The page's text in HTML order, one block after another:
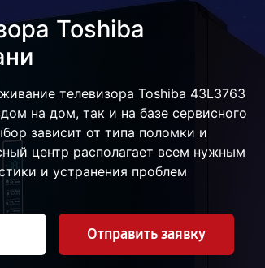
Toshiba
телевизора Toshiba 43L3763
на дом, так и на базе сервисного
зависит от типа поломки и
центр располагает всем нужным
и устранения проблем
Отправить заявку